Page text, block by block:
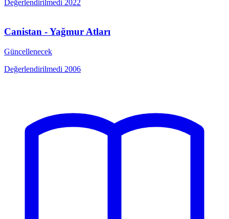
Değerlendirilmedi 2022
Canistan - Yağmur Atları
Güncellenecek
Değerlendirilmedi 2006